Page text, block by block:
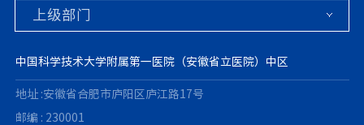
中国科学技术大学附属第一医院（安徽省立医院）中区
地址 :安徽省合肥市庐阳区庐江路17号
邮编 : 230001